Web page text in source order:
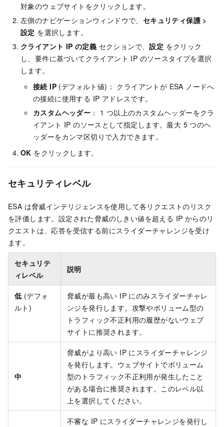
対象のウェブサイトをクリックします。
左側のナビゲーションウィンドウで、 セキュリティ保護 >
設定 を選択します。
クライアント IP の定義 セクションで、設定 をクリック
し、要件に基づいてクライアント IP のソースタイプを選択
します。
接続 IP (デフォルト値)： クライアントが ESA ノードへ
の接続に使用する IP アドレスです。
カスタムヘッダー ： 1 つ以上のカスタムヘッダーをクラ
イアント IP のソースとして指定します。最大 5 つのヘ
ッダーをカンマ区切りで入力できます。
OK をクリックします。
セキュリティレベル
ESA は脅威インテリジェンスを使用して各リクエストのリスク
を評価します。設定された脅威のしきい値を超える IP からのリ
クエストは、応答を受信する前にスライダーチャレンジを受け
ます。
セキュリテ
ィレベル
説明
低 (デフォ
ルト)
脅威が最も高い IP にのみスライダーチャレ
ンジを発行します。攻撃やボリューム型の
トラフィック不正利用の履歴がないウェブ
サイトに推奨されます。
中
脅威がより高い IP にスライダーチャレンジ
を発行します。ウェブサイトでボリューム
型のトラフィック不正利用が発生したこと
がある場合に推奨されます。このレベル以
上を選択してください。
不審な IP にスライダーチャレンジを発行し